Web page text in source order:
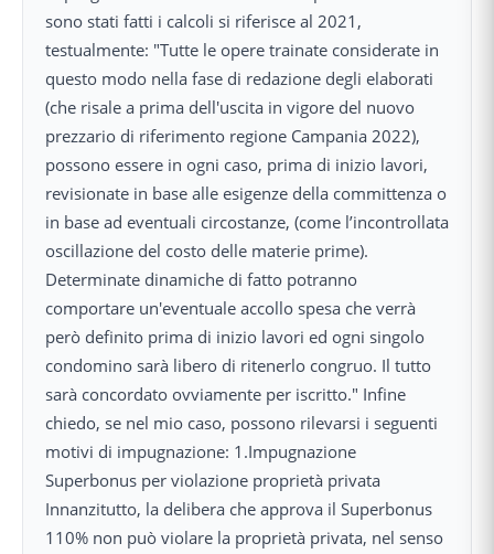
sono stati fatti i calcoli si riferisce al 2021,
testualmente: "Tutte le opere trainate considerate in
questo modo nella fase di redazione degli elaborati
(che risale a prima dell'uscita in vigore del nuovo
prezzario di riferimento regione Campania 2022),
possono essere in ogni caso, prima di inizio lavori,
revisionate in base alle esigenze della committenza o
in base ad eventuali circostanze, (come l’incontrollata
oscillazione del costo delle materie prime).
Determinate dinamiche di fatto potranno
comportare un'eventuale accollo spesa che verrà
però definito prima di inizio lavori ed ogni singolo
condomino sarà libero di ritenerlo congruo. Il tutto
sarà concordato ovviamente per iscritto." Infine
chiedo, se nel mio caso, possono rilevarsi i seguenti
motivi di impugnazione: 1.Impugnazione
Superbonus per violazione proprietà privata
Innanzitutto, la delibera che approva il Superbonus
110% non può violare la proprietà privata, nel senso